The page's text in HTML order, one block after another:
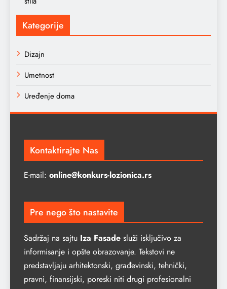
Kategorije
Dizajn
Umetnost
Uređenje doma
Kontaktirajte Nas
E-mail: online@konkurs-lozionica.rs
Pre nego što nastavite
Sadržaj na sajtu Iza Fasade služi isključivo za
informisanje i opšte obrazovanje. Tekstovi ne
predstavljaju arhitektonski, građevinski, tehnički,
pravni, finansijski, poreski niti drugi profesionalni